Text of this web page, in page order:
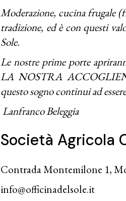
Moderazione, cucina frugale
tradizione, ed è con questi
Sole.
Le nostre prime porte
LA NOSTRA
questo sogno continui ad
Lanfranco Beleggia
Società Agricola
Contrada Montemilone 1,
info@officinadelsole.it